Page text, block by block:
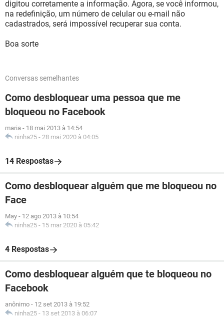
digitou corretamente a informação. Agora, se você informou,
na redefinição, um número de celular ou e-mail não
cadastrados, será impossível recuperar sua conta.
Boa sorte
Conversas semelhantes
Como desbloquear uma pessoa que me
bloqueou no Facebook
maria - 18 mai 2013 à 14:54
ninha25 - 28 mai 2020 à 04:05
14 Respostas
Como desbloquear alguém que me bloqueou no
Face
May - 12 ago 2013 à 10:54
ninha25 - 15 mar 2020 à 05:42
4 Respostas
Como desbloquear alguém que te bloqueou no
Facebook
anônimo - 12 set 2013 à 19:52
ninha25 - 13 set 2013 à 06:07